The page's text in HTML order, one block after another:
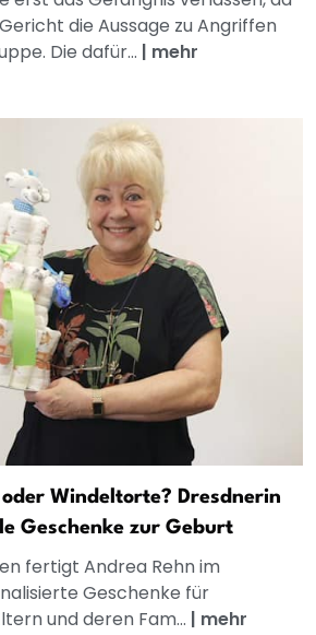
die Aussage zu Angriffen
Die dafür... | mehr
Windeltorte? Dresdnerin
Geschenke zur Geburt
fertigt Andrea Rehn im
Geschenke für
und deren Fam... | mehr